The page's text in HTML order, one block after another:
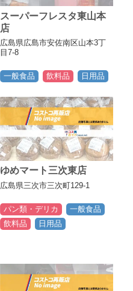
スーパーフレスタ東山本
店
広島県広島市安佐南区山本3丁
目7-8
一般食品 飲料品 日用品
ゆめマート三次東店
広島県三次市三次町129-1
パン類・デリカ
一般食品
飲料品
日用品